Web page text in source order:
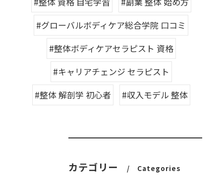
#グローバルボディケア総合学院 口コミ
#整体ボディケアセラピスト 資格
#キャリアチェンジ セラピスト
#整体 解剖学 初心者
#収入モデル 整体
カテゴリー Categories